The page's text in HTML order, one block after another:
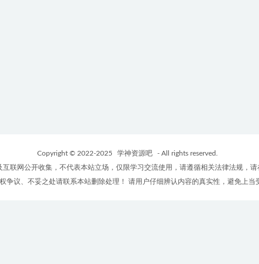
Copyright © 2022-2025 学神资源吧
- All rights reserved.
联网公开收集，不代表本站立场，仅限学习交流使用，请遵循相关法律法规，请
争议、不妥之处请联系本站删除处理！ 请用户仔细辨认内容的真实性，避免上当